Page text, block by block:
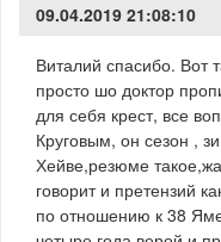
09.04.2019 21:08:10
Виталий спасибо. Вот
просто шо доктор
для себя крест, все
Круговым, он сезон ,
Хейве,резюме
говорит и претензий
по отношению к 38